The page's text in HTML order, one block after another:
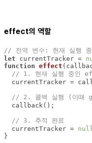
effect의 역할
// 전역 변수: 현재 실행
let currentTracker =
function effect (
// 1. 현재 실행 중인
// 2. 콜백 실행 (이때
// 3. 추적 완료
  currentTracker =
}